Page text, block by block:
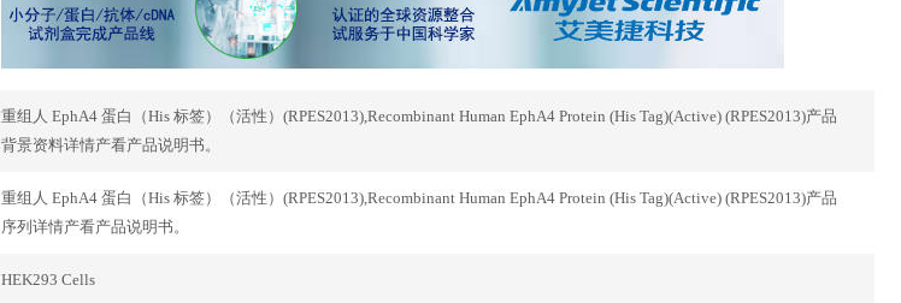
重组人 EphA4 蛋白（His 标签）（活性）(RPES2013),Recombinant Human EphA4 Protein (His Tag)(Active) (RPES2013)产品
背景资料详情产看产品说明书。
重组人 EphA4 蛋白（His 标签）（活性）(RPES2013),Recombinant Human EphA4 Protein (His Tag)(Active) (RPES2013)产品
序列详情产看产品说明书。
HEK293 Cells